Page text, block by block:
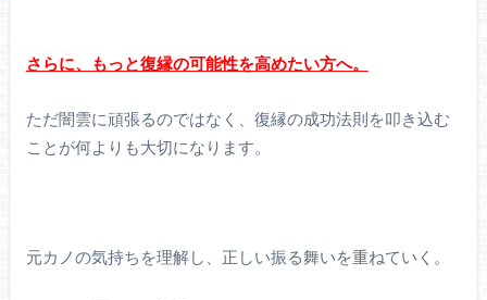
さらに、もっと復縁の可能性を高めたい方へ。
ただ闇雲に頑張るのではなく、復縁の成功法則を叩き込む
ことが何よりも大切になります。
元カノの気持ちを理解し、正しい振る舞いを重ねていく。